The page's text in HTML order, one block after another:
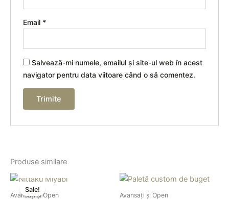
Email *
Salvează-mi numele, emailul și site-ul web în acest
navigator pentru data viitoare când o să comentez.
Produse similare
OUT OF STOCK
Sale!
Avansați și Open
Prețul
inițial
a
Avansați și Open